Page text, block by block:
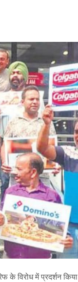
के विरोध में प्रदर्शन